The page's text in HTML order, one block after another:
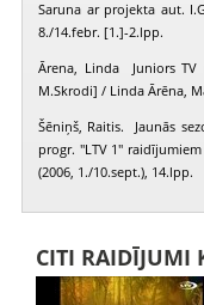
Saruna ar projekta aut.
8./14.febr. [1.]-2.lpp.
Ārena, Linda Juniors TV
M.Skrodi] / Linda Ārēna,
Šēniņš, Raitis. Jaunās
progr. "LTV 1"
(2006, 1./10.sept.), 14.lpp.
CITI RAIDĪJUMI